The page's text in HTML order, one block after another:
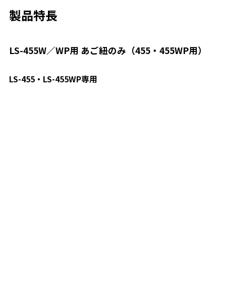
製品特長
LS-455W／WP用 あご紐のみ（455・455WP用）
LS-455・LS-455WP専用